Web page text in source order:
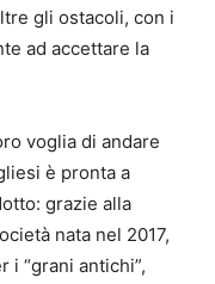
gli ostacoli, con i
ad accettare la
voglia di andare
è pronta a
grazie alla
nata nel 2017,
i “grani antichi”,